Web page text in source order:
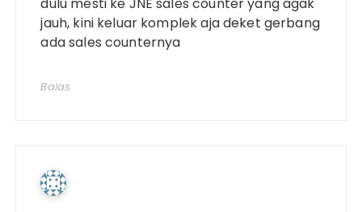
dulu mesti ke JNE sales counter yang agak
jauh, kini keluar komplek aja deket gerbang
ada sales counternya
Balas